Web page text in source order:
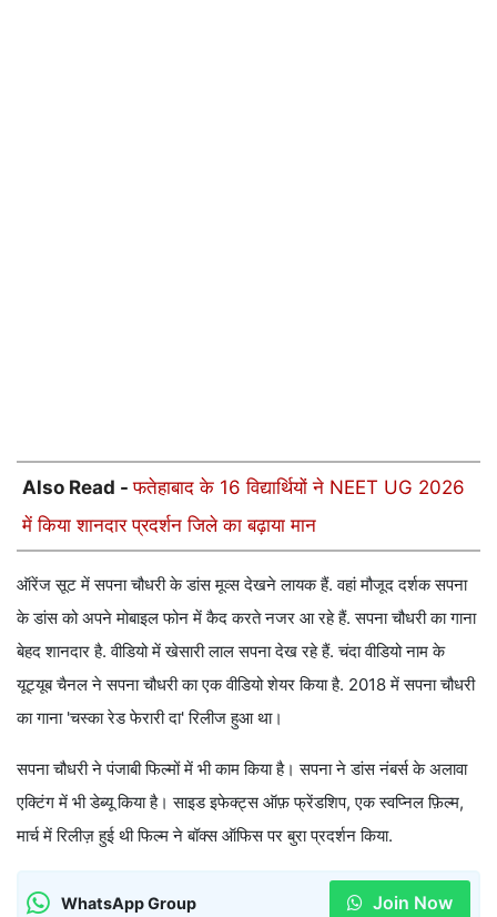
Also Read -फतेहाबाद के 16 विद्यार्थियों ने NEET UG 2026
में किया शानदार प्रदर्शन जिले का बढ़ाया मान
ऑरेंज सूट में सपना चौधरी के डांस मूव्स देखने लायक हैं. वहां मौजूद दर्शक सपना
के डांस को अपने मोबाइल फोन में कैद करते नजर आ रहे हैं. सपना चौधरी का गाना
बेहद शानदार है. वीडियो में खेसारी लाल सपना देख रहे हैं. चंदा वीडियो नाम के
यूट्यूब चैनल ने सपना चौधरी का एक वीडियो शेयर किया है. 2018 में सपना चौधरी
का गाना 'चस्का रेड फेरारी दा' रिलीज हुआ था।
सपना चौधरी ने पंजाबी फिल्मों में भी काम किया है। सपना ने डांस नंबर्स के अलावा
एक्टिंग में भी डेब्यू किया है। साइड इफेक्ट्स ऑफ़ फ्रेंडशिप, एक स्वप्निल फ़िल्म,
मार्च में रिलीज़ हुई थी फिल्म ने बॉक्स ऑफिस पर बुरा प्रदर्शन किया.
WhatsApp Group Join Now